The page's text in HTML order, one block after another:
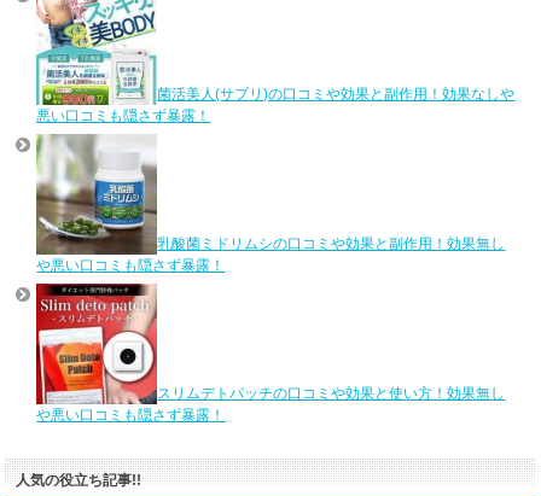
菌活美人(サプリ)の口コミや効果と副作用！効果なしや
悪い口コミも隠さず暴露！
乳酸菌ミドリムシの口コミや効果と副作用！効果無し
や悪い口コミも隠さず暴露！
スリムデトパッチの口コミや効果と使い方！効果無し
や悪い口コミも隠さず暴露！
人気の役立ち記事!!